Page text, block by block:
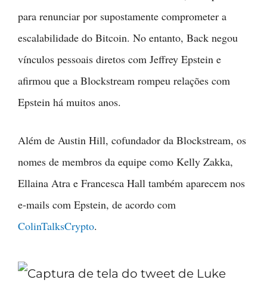
para renunciar por supostamente comprometer a
escalabilidade do Bitcoin. No entanto, Back negou
vínculos pessoais diretos com Jeffrey Epstein e
afirmou que a Blockstream rompeu relações com
Epstein há muitos anos.
Além de Austin Hill, cofundador da Blockstream, os
nomes de membros da equipe como Kelly Zakka,
Ellaina Atra e Francesca Hall também aparecem nos
e-mails com Epstein, de acordo com
ColinTalksCrypto.